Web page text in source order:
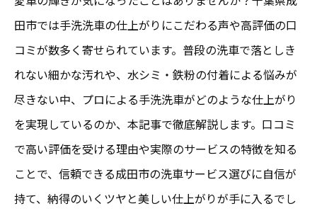
田市では手洗洗車の仕上がりにこだわる声や高評価の口
コミが数多く寄せられています。普段の洗車で落としき
れない細かな汚れや、水シミ・鉄粉の付着による悩みが
尽きない中、プロによる手洗洗車がどのような仕上がり
を実現しているのか、本記事で徹底解説します。口コミ
で高い評価を受ける理由や実際のサービスの特徴を知る
ことで、信頼できる成田市の洗車サービス選びに自信が
持て、納得のいくツヤと美しい仕上がりが手に入るでし